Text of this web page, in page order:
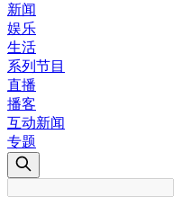
新闻
娱乐
生活
系列节目
直播
播客
互动新闻
专题